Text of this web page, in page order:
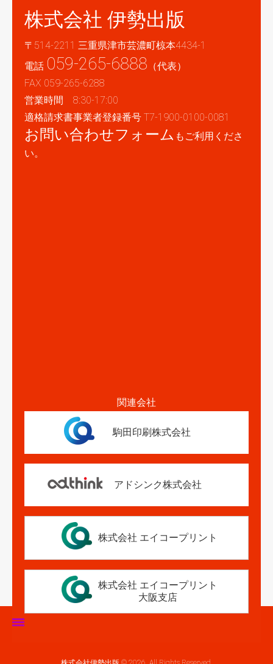
株式会社 伊勢出版
〒514-2211 三重県津市芸濃町椋本4434-1
電話 059-265-6888 （代表）
FAX 059-265-6288
営業時間 8:30-17:00
適格請求書事業者登録番号 T7-1900-0100-0081
お問い合わせフォーム もご利用くださ
い。
関連会社
駒田印刷株式会社
アドシンク株式会社
株式会社 エイコープリント
株式会社 エイコープリント
大阪支店